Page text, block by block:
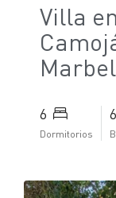
Villa
6
Dormitorios
6